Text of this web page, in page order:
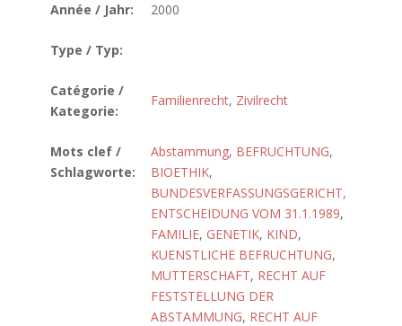
Année / Jahr: 2000
Type / Typ:
Catégorie /
Kategorie:
Familienrecht, Zivilrecht
Mots clef /
Schlagworte:
Abstammung, BEFRUCHTUNG,
BIOETHIK,
BUNDESVERFASSUNGSGERICHT,
ENTSCHEIDUNG VOM 31.1.1989,
FAMILIE, GENETIK, KIND,
KUENSTLICHE BEFRUCHTUNG,
MUTTERSCHAFT, RECHT AUF
FESTSTELLUNG DER
ABSTAMMUNG, RECHT AUF